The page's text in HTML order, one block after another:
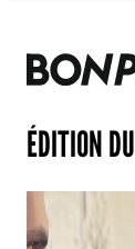
ÉDITION DU